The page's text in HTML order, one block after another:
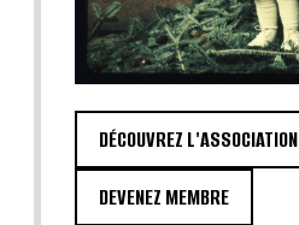
DÉCOUVREZ L'ASSOCIATION
DEVENEZ MEMBRE